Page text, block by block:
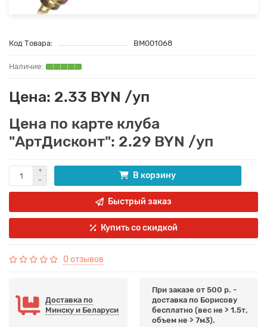
Код Товара: BM001068
Цена: 2.33 BYN /уп
Цена по карте клуба
"АртДисконт": 2.29 BYN /уп
В корзину
Быстрый заказ
Купить со скидкой
0 отзывов
Доставка по
Минску и Беларуси
При заказе от 500 р. -
доставка по Борисову
бесплатно (вес не > 1.5т,
объем не > 7м3).